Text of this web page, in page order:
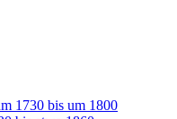
1730 bis um 1800